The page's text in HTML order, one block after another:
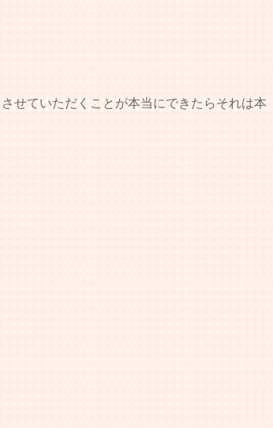
せていただくことが本当にできたらそれは本